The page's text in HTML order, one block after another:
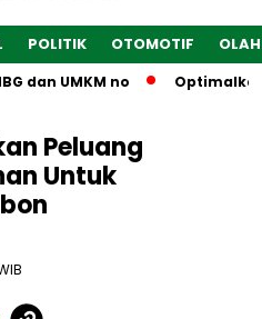
POLITIK OTOMOTIF
UMKM no Optimalkan
Peluang
Untuk